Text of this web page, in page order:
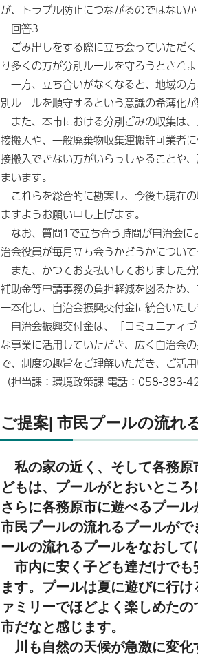
が、トラブル防止につながるのではないか
回答3
ごみ出しをする際に立ち会っていただ
り多くの方が分別ルールを守ろうとされま
一方、立ち合いがなくなると、地域の
別ルールを順守するという意識の希薄化が
また、本市における分別ごみの収集は
接搬入や、一般廃棄物収集運搬許可業者
接搬入できない方がいらっしゃることや
まいます。
これらを総合的に勘案し、今後も現在
ますようお願い申し上げます。
なお、質問1で立ち合う時間が自治会に
治会役員が毎月立ち会うかどうかについ
また、かつてお支払いしておりました
補助金等申請事務の負担軽減を図るため
一本化し、自治会振興交付金に統合いたし
自治会振興交付金は、「コミュニティ
な事業に活用していただき、広く自治会
で、制度の趣旨をご理解いただき、ご活
（担当課：環境政策課 電話：058-383-
ご提案| 市民プールの流れ
私の家の近く、そして各務原
どもは、プールがとおいとこ
さらに各務原市に遊べるプー
市民プールの流れるプールが
ールの流れるプールをなおして
市内に安く子ども達だけでも
ます。プールは夏に遊びに行
ァミリーでほどよく楽しめた
市だなと感じます。
川も自然の天候が急激に変化